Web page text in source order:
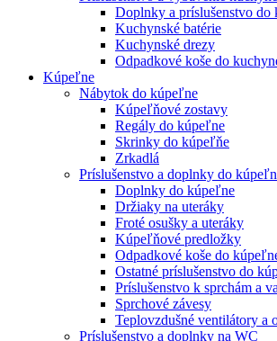
Doplnky a príslušenstvo do
Kuchynské batérie
Kuchynské drezy
Odpadkové koše do
Kúpeľne
Nábytok do kúpeľne
Kúpeľňové zostavy
Regály do kúpeľne
Skrinky do kúpeľňe
Zrkadlá
Príslušenstvo a doplnky do
Doplnky do kúpeľne
Držiaky na uteráky
Froté osušky a uteráky
Kúpeľňové predložky
Odpadkové koše do
Ostatné príslušenstvo do
Príslušenstvo k sprchám a
Sprchové závesy
Teplovzdušné ventilátory a
Príslušenstvo a doplnky na WC